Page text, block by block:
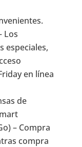
Los
especiales,
en línea
de
– Compra
compra